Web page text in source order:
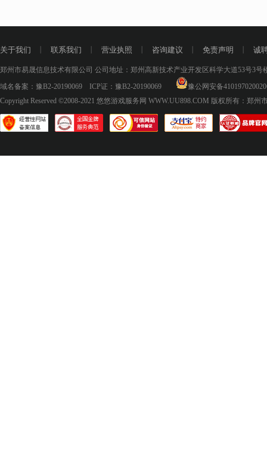
关于我们 联系我们 营业执照 咨询建议 免责声明 诚
郑州市易晟信息技术有限公司 公司地址：郑州高新技术产业开发区科学大道53号3号
域名备案： 豫B2-20190069 ICP证： 豫B2-20190069
豫公网安备
Copyright Reserved ©2008-2021 悠悠游戏服务网 WWW.UU898.COM 版权所有：郑州